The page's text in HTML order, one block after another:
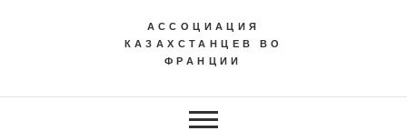
АССОЦИАЦИЯ
КАЗАХСТАНЦЕВ ВО
ФРАНЦИИ